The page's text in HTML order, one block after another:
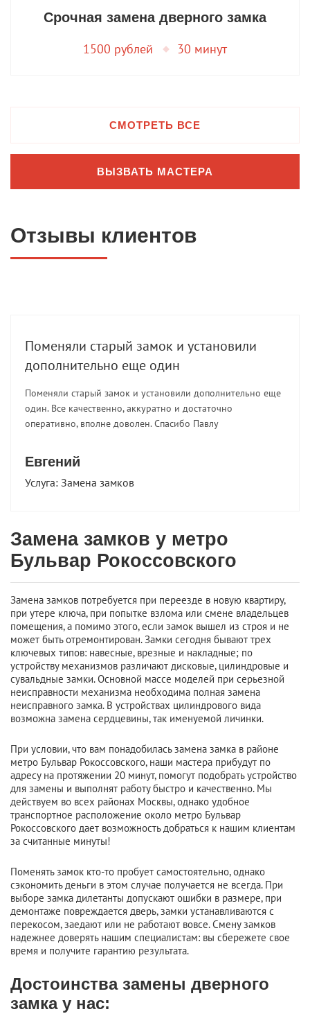
Замена замков у метро
Бульвар Рокоссовского
Замена замков потребуется при переезде в новую квартиру,
при утере ключа, при попытке взлома или смене владельцев
помещения, а помимо этого, если замок вышел из строя и не
может быть отремонтирован. Замки сегодня бывают трех
ключевых типов: навесные, врезные и накладные; по
устройству механизмов различают дисковые, цилиндровые и
сувальдные замки. Основной массе моделей при серьезной
неисправности механизма необходима полная замена
неисправного замка. В устройствах цилиндрового вида
возможна замена сердцевины, так именуемой личинки.
При условии, что вам понадобилась замена замка в районе
метро Бульвар Рокоссовского, наши мастера прибудут по
адресу на протяжении 20 минут, помогут подобрать устройство
для замены и выполнят работу быстро и качественно. Мы
действуем во всех районах Москвы, однако удобное
транспортное расположение около метро Бульвар
Рокоссовского дает возможность добраться к нашим клиентам
за считанные минуты!
Поменять замок кто-то пробует самостоятельно, однако
сэкономить деньги в этом случае получается не всегда. При
выборе замка дилетанты допускают ошибки в размере, при
демонтаже повреждается дверь, замки устанавливаются с
перекосом, заедают или не работают вовсе. Смену замков
надежнее доверять нашим специалистам: вы сбережете свое
время и получите гарантию результата.
Достоинства замены дверного
замка у нас:
Срочная замена дверного замка
1500 рублей 30 минут
СМОТРЕТЬ ВСЕ
ВЫЗВАТЬ МАСТЕРА
Отзывы клиентов
Поменяли старый замок и установили
дополнительно еще один
Поменяли старый замок и установили дополнительно еще
один. Все качественно, аккуратно и достаточно
оперативно, вполне доволен. Спасибо Павлу
Евгений
Услуга: Замена замков